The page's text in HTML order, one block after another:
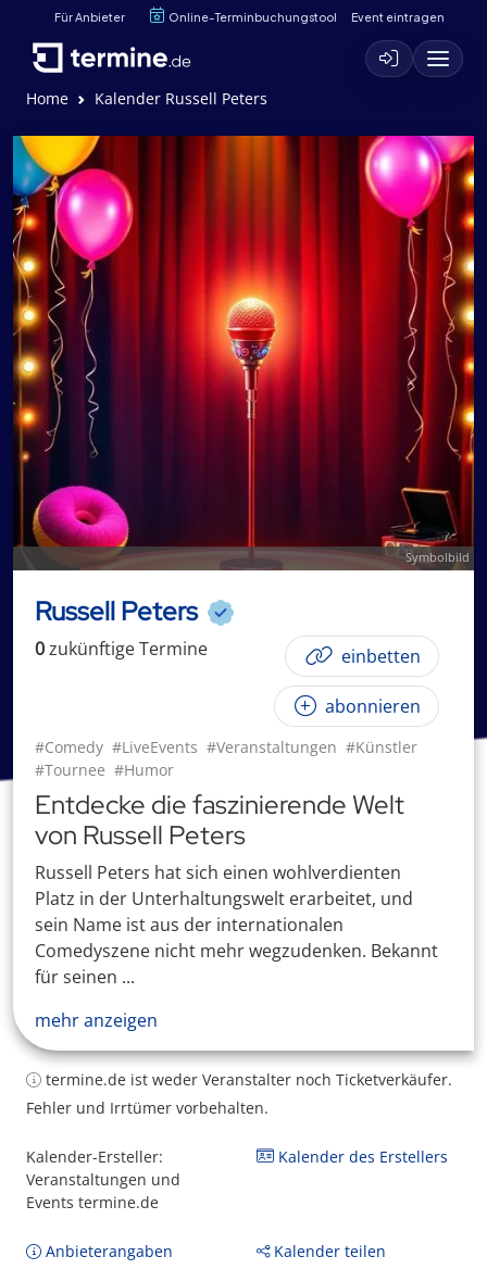
Für Anbieter Online-Terminbuchungstool Event eintragen
Home Kalender Russell Peters
Symbolbild
Russell Peters
0zukünftigeTermine einbetten
abonnieren
#Comedy #LiveEvents #Veranstaltungen #Künstler
#Tournee #Humor
Entdecke die faszinierende Welt
von Russell Peters
Russell Peters hat sich einen wohlverdienten
Platz in der Unterhaltungswelt erarbeitet, und
sein Name ist aus der internationalen
Comedyszene nicht mehr wegzudenken. Bekannt
für seinen ...
mehr anzeigen
termine.de ist weder Veranstalter noch Ticketverkäufer.
Fehler und Irrtümer vorbehalten.
Kalender-Ersteller:
Veranstaltungen und
Events termine.de
Kalender des Erstellers
Anbieterangaben Kalender teilen